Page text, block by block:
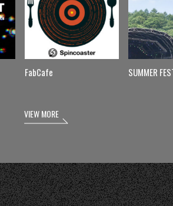
FabCafe SUMMER
VIEW MORE